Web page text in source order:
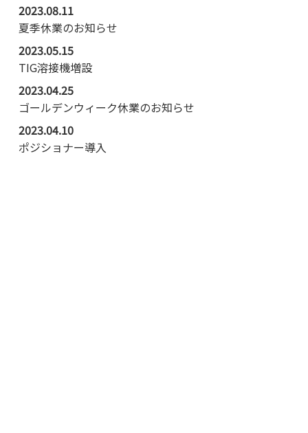
2023.08.11
夏季休業のお知らせ
2023.05.15
TIG溶接機増設
2023.04.25
ゴールデンウィーク休業のお知らせ
2023.04.10
ポジショナー導入